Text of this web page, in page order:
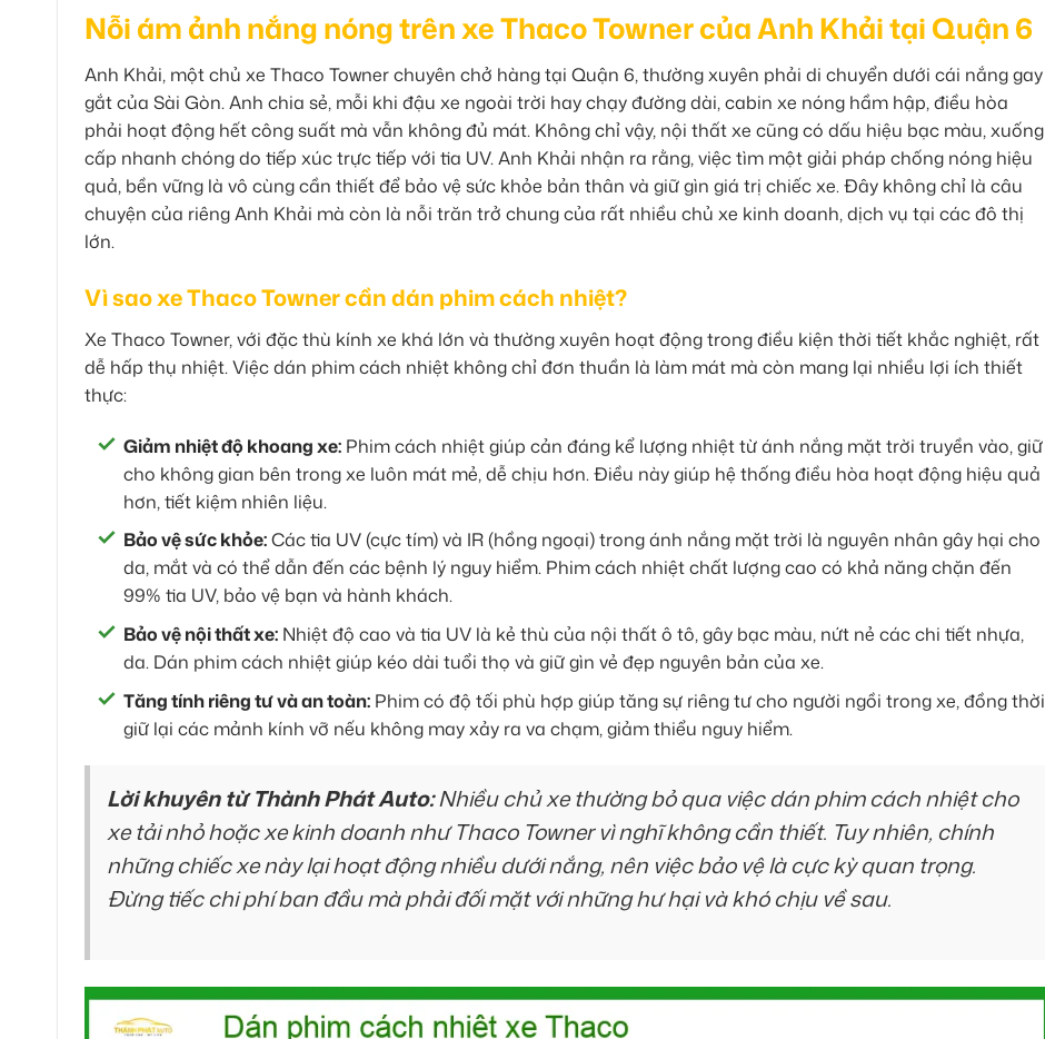
Nỗi ám ảnh nắng nóng trên xe Thaco Towner của Anh Khải tại Quận 6
Anh Khải, một chủ xe Thaco Towner chuyên chở hàng tại Quận 6, thường xuyên phải di chuyển dưới cái nắng gay
gắt của Sài Gòn. Anh chia sẻ, mỗi khi đậu xe ngoài trời hay chạy đường dài, cabin xe nóng hầm hập, điều hòa
phải hoạt động hết công suất mà vẫn không đủ mát. Không chỉ vậy, nội thất xe cũng có dấu hiệu bạc màu, xuống
cấp nhanh chóng do tiếp xúc trực tiếp với tia UV. Anh Khải nhận ra rằng, việc tìm một giải pháp chống nóng hiệu
quả, bền vững là vô cùng cần thiết để bảo vệ sức khỏe bản thân và giữ gìn giá trị chiếc xe. Đây không chỉ là câu
chuyện của riêng Anh Khải mà còn là nỗi trăn trở chung của rất nhiều chủ xe kinh doanh, dịch vụ tại các đô thị
lớn.
Vì sao xe Thaco Towner cần dán phim cách nhiệt?
Xe Thaco Towner, với đặc thù kính xe khá lớn và thường xuyên hoạt động trong điều kiện thời tiết khắc nghiệt, rất
dễ hấp thụ nhiệt. Việc dán phim cách nhiệt không chỉ đơn thuần là làm mát mà còn mang lại nhiều lợi ích thiết
thực:
Giảm nhiệt độ khoang xe: Phim cách nhiệt giúp cản đáng kể lượng nhiệt từ ánh nắng mặt trời truyền vào, giữ
cho không gian bên trong xe luôn mát mẻ, dễ chịu hơn. Điều này giúp hệ thống điều hòa hoạt động hiệu quả
hơn, tiết kiệm nhiên liệu.
Bảo vệ sức khỏe:Các tia UV (cực tím) và IR (hồng ngoại) trong ánh nắng mặt trời là nguyên nhân gây hại cho
da, mắt và có thể dẫn đến các bệnh lý nguy hiểm. Phim cách nhiệt chất lượng cao có khả năng chặn đến
99% tia UV, bảo vệ bạn và hành khách.
Bảo vệ nội thất xe: Nhiệt độ cao và tia UV là kẻ thù của nội thất ô tô, gây bạc màu, nứt nẻ các chi tiết nhựa,
da. Dán phim cách nhiệt giúp kéo dài tuổi thọ và giữ gìn vẻ đẹp nguyên bản của xe.
Tăng tính riêng tư và an toàn: Phim có độ tối phù hợp giúp tăng sự riêng tư cho người ngồi trong xe, đồng thời
giữ lại các mảnh kính vỡ nếu không may xảy ra va chạm, giảm thiểu nguy hiểm.
Lời khuyên từ Thành Phát Auto:Nhiều chủ xe thường bỏ qua việc dán phim cách nhiệt cho
xe tải nhỏ hoặc xe kinh doanh như Thaco Towner vì nghĩ không cần thiết. Tuy nhiên, chính
những chiếc xe này lại hoạt động nhiều dưới nắng, nên việc bảo vệ là cực kỳ quan trọng.
Đừng tiếc chi phí ban đầu mà phải đối mặt với những hư hại và khó chịu về sau.